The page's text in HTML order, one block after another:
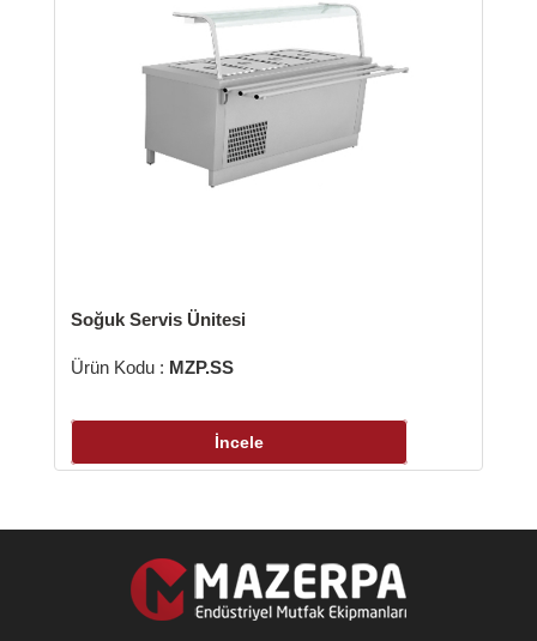
Soğuk Servis Ünitesi
Ürün Kodu : MZP.SS
İncele